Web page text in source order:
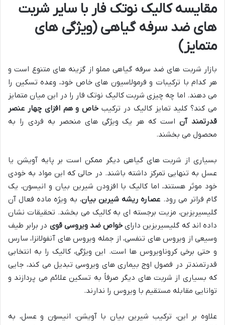
مقایسه کالیک نوتک فار با سایر شربت
های ضد سرفه گیاهی (ویژگی های
متمایز)
بازار شربت های ضد سرفه گیاهی مملو از گزینه های متنوع است و
هر کدام با ترکیبات و فرمولاسیون های خاص خود، وعده تسکین را
می دهند. اما چه چیزی شربت کالیک نوتک فار را در این میان متمایز
می کند؟ کلید تمایز کالیک در ترکیب خاص و هم افزای چهار عنصر
قدرتمند آناست که هر یک ویژگی های منحصر به فردی را به
محصول می بخشند.
بسیاری از شربت های گیاهی دیگر ممکن است بر پایه آویشن یا
عسل به تنهایی تمرکز داشته باشند. در حالی که این مواد به خودی
خود موثر هستند، اما کالیک با افزودن شیرین بیان و انیسون، یک
گام فراتر می رود. عصاره ریشه شیرین بیان، به ویژه ماده فعال آن
گلیسیریزین، مزیت برجسته ای به کالیک می بخشد. تحقیقات نشان
داده اند که گلیسیریزین دارای خواص ضد ویروسی قوی در برابر طیف
وسیعی از ویروس های تنفسی، از جمله ویروس های آنفولانزا، سارس
و حتی برخی کروناویروس ها است. این ویژگی، کالیک را به انتخابی
قدرتمندتر در فصول اوج بیماری های ویروسی تبدیل می کند، جایی
که بسیاری از شربت های دیگر صرفاً به تسکین علائم می پردازند و
توانایی مقابله مستقیم با ویروس را ندارند.
علاوه بر این، ترکیب شیرین بیان با آویشن، انیسون و عسل، به